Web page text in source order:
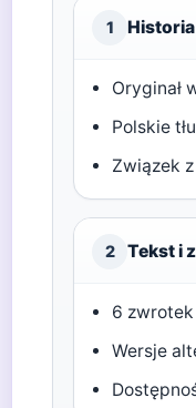
1
Oryginał
Polskie
Związek z
2 Tekst i
6
Wersje